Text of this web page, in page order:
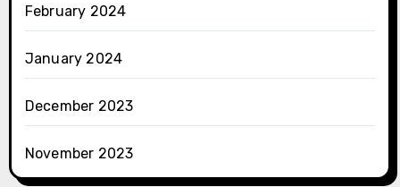
February 2024
January 2024
December 2023
November 2023